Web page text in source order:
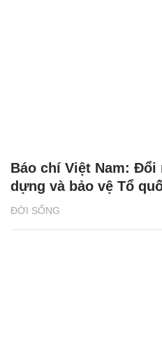
ĐỜI SỐNG
Báo chí Việt Nam:
dựng và bảo vệ Tổ